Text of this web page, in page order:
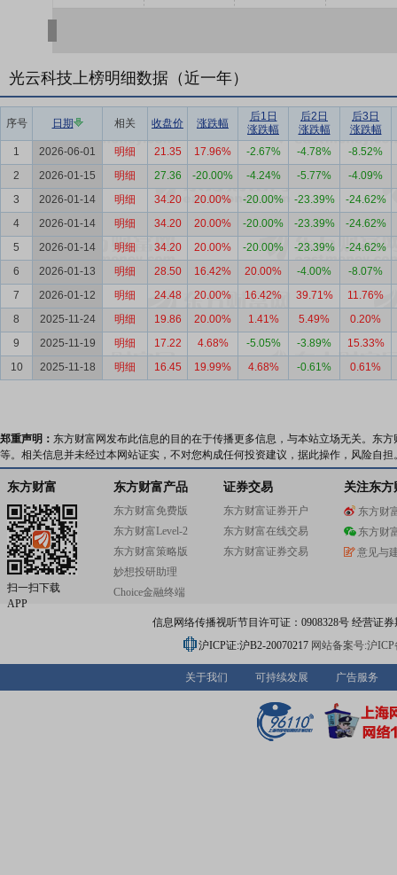
光云科技上榜明细数据（近一年）
序号 日期 相关 收盘价 涨跌幅
后1日
涨跌幅
后2日
涨跌幅
后3日
涨跌幅
1
2026-06-01 明细 21.35 17.96% -2.67% -4.78%
-8.52%
2
2026-01-15 明细 27.36 -20.00% -4.24% -5.77%
-4.09%
3
2026-01-14 明细 34.20 20.00% -20.00% -23.39% -24.62%
4
2026-01-14 明细 34.20 20.00% -20.00% -23.39% -24.62%
5
2026-01-14 明细 34.20 20.00% -20.00% -23.39% -24.62%
6
2026-01-13 明细 28.50 16.42% 20.00% -4.00%
-8.07%
7
2026-01-12 明细 24.48 20.00% 16.42% 39.71%
11.76%
8
2025-11-24 明细 19.86 20.00% 1.41% 5.49%
0.20%
9
2025-11-19 明细 17.22 4.68% -5.05% -3.89%
15.33%
10
2025-11-18 明细 16.45 19.99% 4.68% -0.61% 0.61%
郑重声明： 东方财富网发布此信息的目的在于传播更多信息，与本站立场无关。东
等。相关信息并未经过本网站证实，不对您构成任何投资建议，据此操作，风险自担